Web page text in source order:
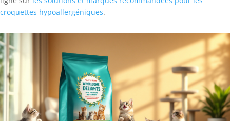
croquettes hypoallergéniques.